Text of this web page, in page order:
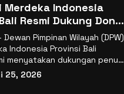
Merdeka Indonesia
Resmi Dukung Don
Jabatan Wakil
RI
Dewan Pimpinan Wilayah (DPW)
Indonesia Provinsi Bali
menyatakan dukungan penuh
Umum
25, 2026